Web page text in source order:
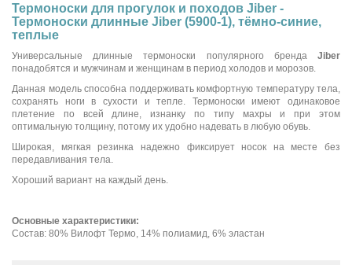
Термоноски для прогулок и походов Jiber -
Термоноски длинные Jiber (5900-1), тёмно-синие,
теплые
Универсальные длинные термоноски популярного бренда Jiber
понадобятся и мужчинам и женщинам в период холодов и морозов.
Данная модель способна поддерживать комфортную температуру тела,
сохранять ноги в сухости и тепле. Термоноски имеют одинаковое
плетение по всей длине, изнанку по типу махры и при этом
оптимальную толщину, потому их удобно надевать в любую обувь.
Широкая, мягкая резинка надежно фиксирует носок на месте без
передавливания тела.
Хороший вариант на каждый день.
Основные характеристики:
Состав: 80% Вилофт Термо, 14% полиамид, 6% эластан